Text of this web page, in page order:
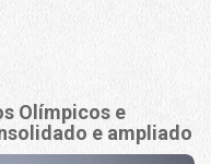
Olímpicos e
e ampliado